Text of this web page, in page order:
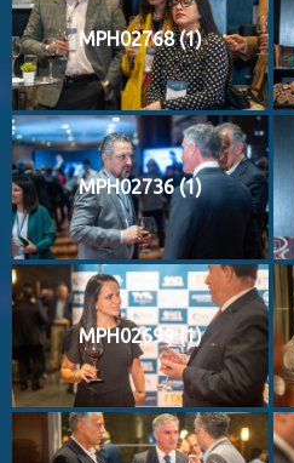
MPH02768 (1)
MPH02736 (1)
MPH02699 (1)